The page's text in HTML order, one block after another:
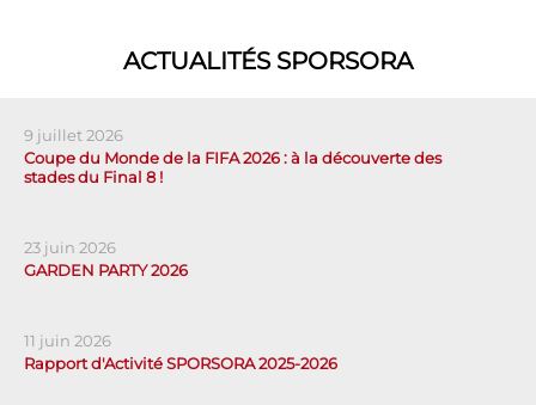
ACTUALITÉS SPORSORA
9 juillet 2026
Coupe du Monde de la FIFA 2026 : à la découverte des
stades du Final 8 !
23 juin 2026
GARDEN PARTY 2026
11 juin 2026
Rapport d'Activité SPORSORA 2025-2026